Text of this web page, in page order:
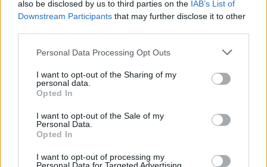
also be disclosed by us to third parties on the IAB’s List of
Downstream Participants that may further disclose it to other
Please note that this website/app uses one or more Google
not limited to your visit or usage behaviour. You may click to
grant or deny consent to Google and its third-party tags to
use your data for below specified purposes in below Google
consent section.
Personal Data Processing Opt Outs
I want to opt-out of the Sharing of my
personal data.
Opted In
I want to opt-out of the Sale of my
Personal Data.
Opted In
I want to opt-out of processing my
πλήρως η έρευνα της Ευρωπαϊκής Εισαγγελίας,